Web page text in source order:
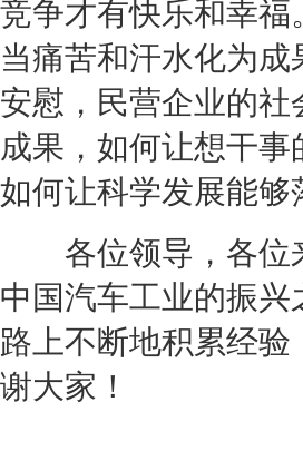
竞争才有快乐和幸
当痛苦和汗水化为
安慰，民营企业的
成果，如何让想干
如何让科学发展能
各位领导，各位
中国汽车工业的振
路上不断地积累经
谢大家！